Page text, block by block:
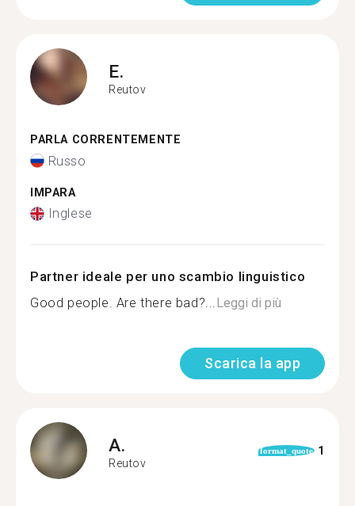
E.
Reutov
PARLA CORRENTEMENTE
Russo
IMPARA
Inglese
Partner ideale per uno scambio linguistico
Good people. Are there bad?...Leggi di più
Scarica la app
A.
Reutov
format_quote 1